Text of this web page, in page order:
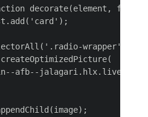
decorate(element,
afb--jalagari.hlx.live/